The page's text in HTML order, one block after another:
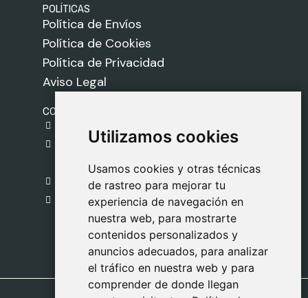
Utilizamos cookies
Usamos cookies y otras técnicas
de rastreo para mejorar tu
experiencia de navegación en
nuestra web, para mostrarte
contenidos personalizados y
anuncios adecuados, para analizar
el tráfico en nuestra web y para
comprender de donde llegan
Utilizamos cookies
Usamos cookies y otras técnicas
de rastreo para mejorar tu
experiencia de navegación en
nuestra web, para mostrarte
contenidos personalizados y
anuncios adecuados, para analizar
el tráfico en nuestra web y para
comprender de donde llegan
POLÍTICAS
Política de Envíos
Política de Cookies
Política de Privacidad
Aviso Legal
CONTACTO
C. del Pradillo, 6, 28770 Colmenar Viejo,
Madrid
918 459 877
Lunes a Viernes
09:00 - 13:00